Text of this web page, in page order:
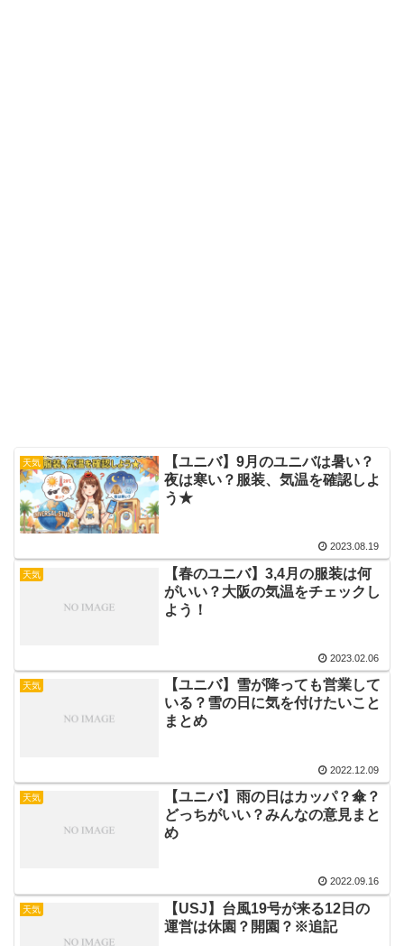
天気
【ユニバ】9月のユニバは暑い？
夜は寒い？服装、気温を確認しよ
う★
2023.08.19
天気
【春のユニバ】3,4月の服装は何
がいい？大阪の気温をチェックし
よう！
2023.02.06
天気
【ユニバ】雪が降っても営業して
いる？雪の日に気を付けたいこと
まとめ
2022.12.09
天気
【ユニバ】雨の日はカッパ？傘？
どっちがいい？みんなの意見まと
め
2022.09.16
天気
【USJ】台風19号が来る12日の
運営は休園？開園？※追記